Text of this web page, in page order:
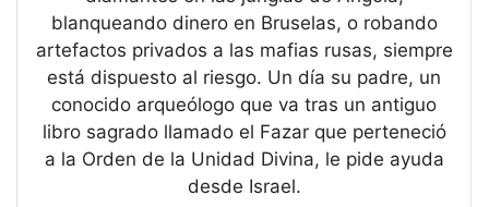
blanqueando dinero en Bruselas, o robando
artefactos privados a las mafias rusas, siempre
está dispuesto al riesgo. Un día su padre, un
conocido arqueólogo que va tras un antiguo
libro sagrado llamado el Fazar que perteneció
a la Orden de la Unidad Divina, le pide ayuda
desde Israel.